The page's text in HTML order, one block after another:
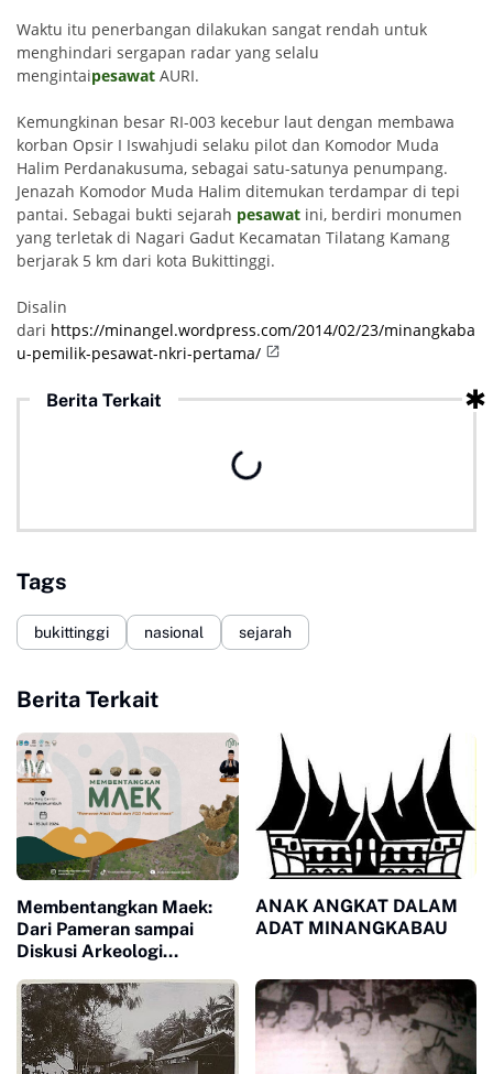
Waktu itu penerbangan dilakukan sangat rendah untuk
menghindari sergapan radar yang selalu
mengintaipesawat AURI.
Kemungkinan besar RI-003 kecebur laut dengan membawa
korban Opsir I Iswahjudi selaku pilot dan Komodor Muda
Halim Perdanakusuma, sebagai satu-satunya penumpang.
Jenazah Komodor Muda Halim ditemukan terdampar di tepi
pantai. Sebagai bukti sejarah pesawat ini, berdiri monumen
yang terletak di Nagari Gadut Kecamatan Tilatang Kamang
berjarak 5 km dari kota Bukittinggi.
Disalin
dari https://minangel.wordpress.com/2014/02/23/minangkaba
u-pemilik-pesawat-nkri-pertama/
Berita Terkait
Tags
bukittinggi nasional sejarah
Berita Terkait
Membentangkan Maek:
Dari Pameran sampai
Diskusi Arkeologi
ANAK ANGKAT DALAM
ADAT MINANGKABAU